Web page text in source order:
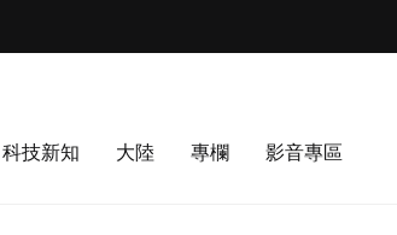
科技新知 大陸 專欄 影音專區